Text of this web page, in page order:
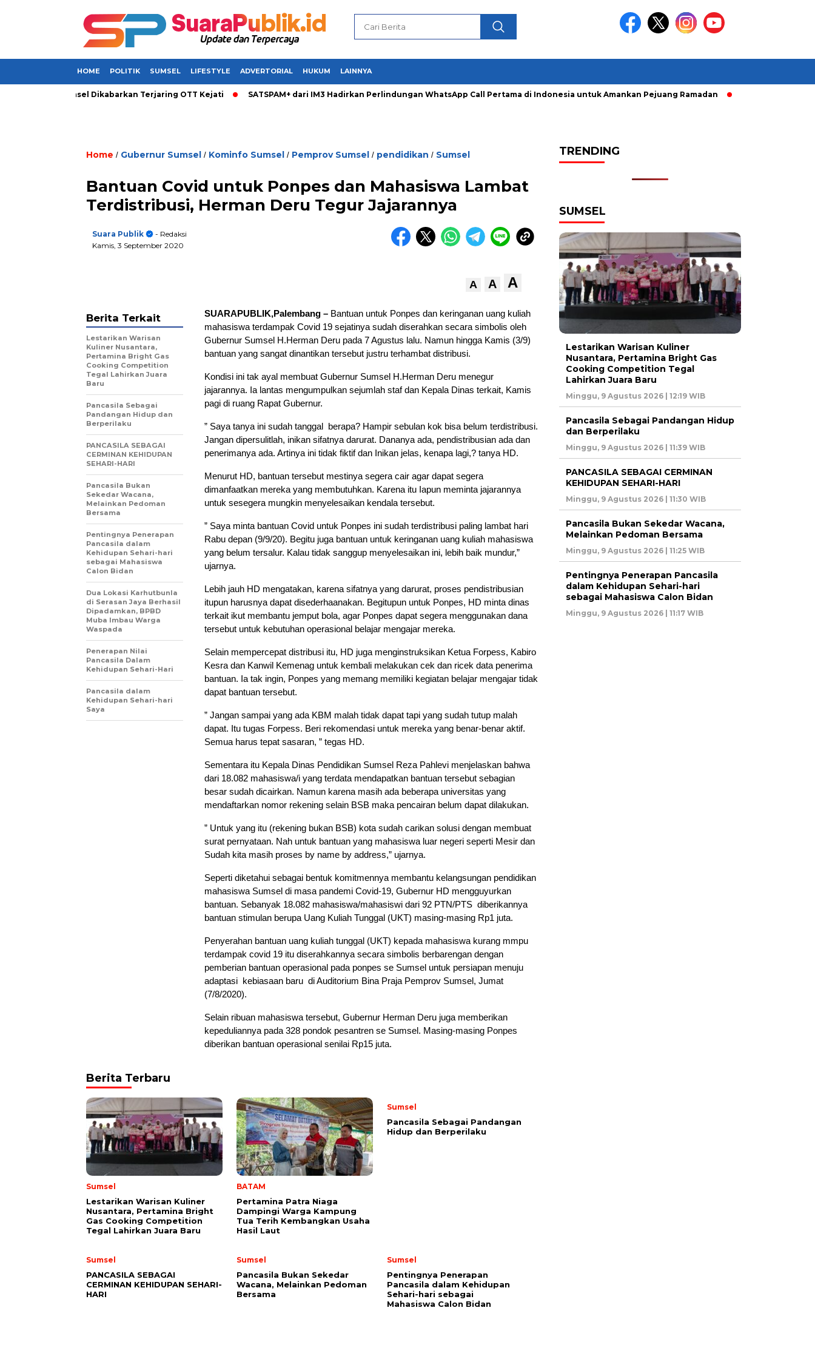
HOME POLITIK SUMSEL LIFESTYLE ADVERTORIAL HUKUM LAINNYA
Bupati di Sumsel Dikabarkan Terjaring OTT Kejati SATSPAM+ dari IM3 Hadirkan Perlindungan WhatsApp Call Pertama di Indonesia untuk Amankan Pejuang Ramadan Pelaku Curanmor
Home / Gubernur Sumsel / Kominfo Sumsel / Pemprov Sumsel / pendidikan / Sumsel
Bantuan Covid untuk Ponpes dan Mahasiswa Lambat
Terdistribusi, Herman Deru Tegur Jajarannya
Suara Publik
- Redaksi
Kamis, 3 September 2020
A A A
SUARAPUBLIK,Palembang – Bantuan untuk Ponpes dan keringanan uang kuliah
mahasiswa terdampak Covid 19 sejatinya sudah diserahkan secara simbolis oleh
Gubernur Sumsel H.Herman Deru pada 7 Agustus lalu. Namun hingga Kamis (3/9)
bantuan yang sangat dinantikan tersebut justru terhambat distribusi.
Kondisi ini tak ayal membuat Gubernur Sumsel H.Herman Deru menegur
jajarannya. Ia lantas mengumpulkan sejumlah staf dan Kepala Dinas terkait, Kamis
pagi di ruang Rapat Gubernur.
” Saya tanya ini sudah tanggal berapa? Hampir sebulan kok bisa belum terdistribusi.
Jangan dipersulitlah, inikan sifatnya darurat. Dananya ada, pendistribusian ada dan
penerimanya ada. Artinya ini tidak fiktif dan Inikan jelas, kenapa lagi,? tanya HD.
Menurut HD, bantuan tersebut mestinya segera cair agar dapat segera
dimanfaatkan mereka yang membutuhkan. Karena itu Iapun meminta jajarannya
untuk sesegera mungkin menyelesaikan kendala tersebut.
” Saya minta bantuan Covid untuk Ponpes ini sudah terdistribusi paling lambat hari
Rabu depan (9/9/20). Begitu juga bantuan untuk keringanan uang kuliah mahasiswa
yang belum tersalur. Kalau tidak sanggup menyelesaikan ini, lebih baik mundur,”
ujarnya.
Lebih jauh HD mengatakan, karena sifatnya yang darurat, proses pendistribusian
itupun harusnya dapat disederhaanakan. Begitupun untuk Ponpes, HD minta dinas
terkait ikut membantu jemput bola, agar Ponpes dapat segera menggunakan dana
tersebut untuk kebutuhan operasional belajar mengajar mereka.
Selain mempercepat distribusi itu, HD juga menginstruksikan Ketua Forpess, Kabiro
Kesra dan Kanwil Kemenag untuk kembali melakukan cek dan ricek data penerima
bantuan. Ia tak ingin, Ponpes yang memang memiliki kegiatan belajar mengajar tidak
dapat bantuan tersebut.
” Jangan sampai yang ada KBM malah tidak dapat tapi yang sudah tutup malah
dapat. Itu tugas Forpess. Beri rekomendasi untuk mereka yang benar-benar aktif.
Semua harus tepat sasaran, ” tegas HD.
Sementara itu Kepala Dinas Pendidikan Sumsel Reza Pahlevi menjelaskan bahwa
dari 18.082 mahasiswa/i yang terdata mendapatkan bantuan tersebut sebagian
besar sudah dicairkan. Namun karena masih ada beberapa universitas yang
mendaftarkan nomor rekening selain BSB maka pencairan belum dapat dilakukan.
” Untuk yang itu (rekening bukan BSB) kota sudah carikan solusi dengan membuat
surat pernyataan. Nah untuk bantuan yang mahasiswa luar negeri seperti Mesir dan
Sudah kita masih proses by name by address,” ujarnya.
Seperti diketahui sebagai bentuk komitmennya membantu kelangsungan pendidikan
mahasiswa Sumsel di masa pandemi Covid-19, Gubernur HD mengguyurkan
bantuan. Sebanyak 18.082 mahasiswa/mahasiswi dari 92 PTN/PTS diberikannya
bantuan stimulan berupa Uang Kuliah Tunggal (UKT) masing-masing Rp1 juta.
Penyerahan bantuan uang kuliah tunggal (UKT) kepada mahasiswa kurang mmpu
terdampak covid 19 itu diserahkannya secara simbolis berbarengan dengan
pemberian bantuan operasional pada ponpes se Sumsel untuk persiapan menuju
adaptasi kebiasaan baru di Auditorium Bina Praja Pemprov Sumsel, Jumat
(7/8/2020).
Selain ribuan mahasiswa tersebut, Gubernur Herman Deru juga memberikan
kepeduliannya pada 328 pondok pesantren se Sumsel. Masing-masing Ponpes
diberikan bantuan operasional senilai Rp15 juta.
Berita Terkait
Lestarikan Warisan
Kuliner Nusantara,
Pertamina Bright Gas
Cooking Competition
Tegal Lahirkan Juara
Baru
Pancasila Sebagai
Pandangan Hidup dan
Berperilaku
PANCASILA SEBAGAI
CERMINAN KEHIDUPAN
SEHARI-HARI
Pancasila Bukan
Sekedar Wacana,
Melainkan Pedoman
Bersama
Pentingnya Penerapan
Pancasila dalam
Kehidupan Sehari-hari
sebagai Mahasiswa
Calon Bidan
Dua Lokasi Karhutbunla
di Serasan Jaya Berhasil
Dipadamkan, BPBD
Muba Imbau Warga
Waspada
Penerapan Nilai
Pancasila Dalam
Kehidupan Sehari-Hari
Pancasila dalam
Kehidupan Sehari-hari
Saya
Berita Terbaru
Sumsel
Lestarikan Warisan Kuliner
Nusantara, Pertamina Bright
Gas Cooking Competition
Tegal Lahirkan Juara Baru
BATAM
Pertamina Patra Niaga
Dampingi Warga Kampung
Tua Terih Kembangkan Usaha
Hasil Laut
Sumsel
Pancasila Sebagai Pandangan
Hidup dan Berperilaku
Sumsel
PANCASILA SEBAGAI
CERMINAN KEHIDUPAN SEHARI-
HARI
Sumsel
Pancasila Bukan Sekedar
Wacana, Melainkan Pedoman
Bersama
Sumsel
Pentingnya Penerapan
Pancasila dalam Kehidupan
Sehari-hari sebagai
Mahasiswa Calon Bidan
TRENDING
SUMSEL
Lestarikan Warisan Kuliner
Nusantara, Pertamina Bright Gas
Cooking Competition Tegal
Lahirkan Juara Baru
Minggu, 9 Agustus 2026 | 12:19 WIB
Pancasila Sebagai Pandangan Hidup
dan Berperilaku
Minggu, 9 Agustus 2026 | 11:39 WIB
PANCASILA SEBAGAI CERMINAN
KEHIDUPAN SEHARI-HARI
Minggu, 9 Agustus 2026 | 11:30 WIB
Pancasila Bukan Sekedar Wacana,
Melainkan Pedoman Bersama
Minggu, 9 Agustus 2026 | 11:25 WIB
Pentingnya Penerapan Pancasila
dalam Kehidupan Sehari-hari
sebagai Mahasiswa Calon Bidan
Minggu, 9 Agustus 2026 | 11:17 WIB